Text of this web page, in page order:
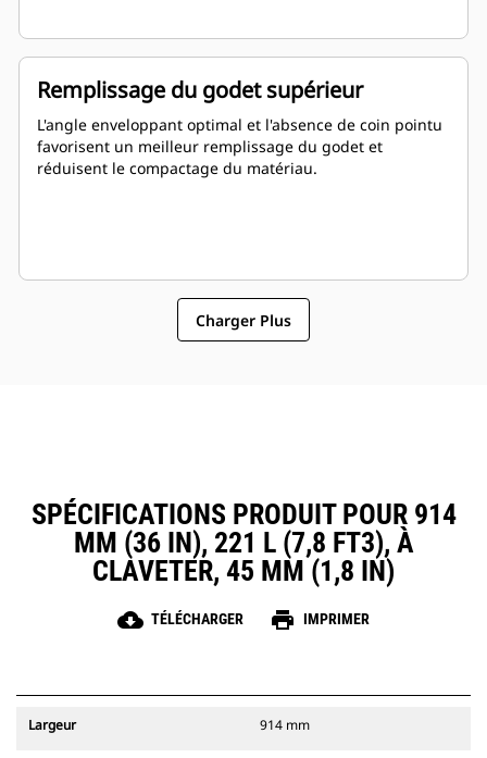
Remplissage du godet supérieur
L'angle enveloppant optimal et l'absence de coin pointu
favorisent un meilleur remplissage du godet et
réduisent le compactage du matériau.
Charger Plus
SPÉCIFICATIONS PRODUIT POUR 914
MM (36 IN), 221 L (7,8 FT3), À
CLAVETER, 45 MM (1,8 IN)
cloud_download TÉLÉCHARGER print IMPRIMER
Largeur 914 mm